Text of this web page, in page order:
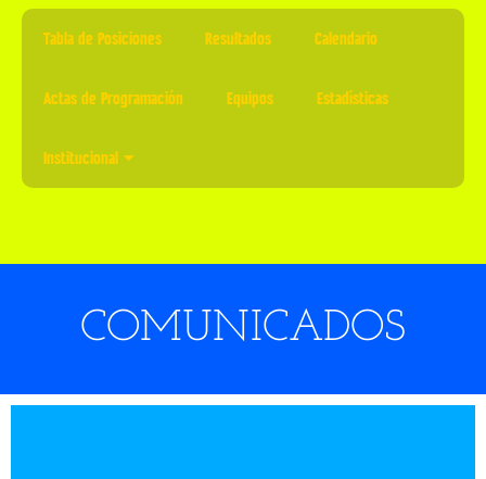
Tabla de Posiciones Resultados Calendario
Actas de Programación Equipos Estadísticas
Institucional
COMUNICADOS